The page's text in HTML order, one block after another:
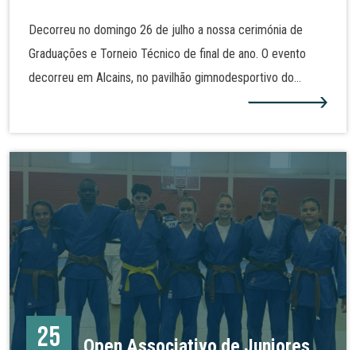
Decorreu no domingo 26 de julho a nossa cerimónia de
Graduações e Torneio Técnico de final de ano. O evento
decorreu em Alcains, no pavilhão gimnodesportivo do
Agrupamento de Escola José Sanches e São Vicente da
graduação e demonstraram as técnicas de judo tanto no
solo como em pé. Mais fotos na nossa galeria!
25